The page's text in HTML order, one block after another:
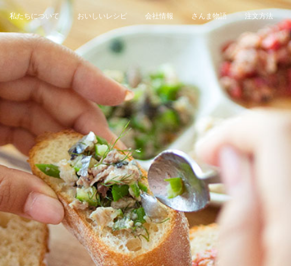
私たちについて おいしいレシピ 会社情報 さんま物語 注文方法